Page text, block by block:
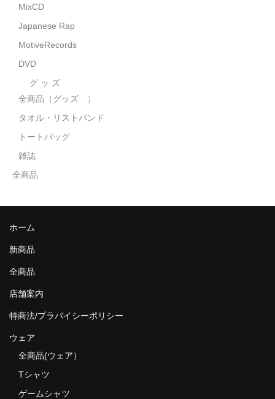
タオル・リストバンド
トートバッグ
全商品
MixCD
Japanese Rap
MotiveRecords
DVD
グ ッ ズ
全商品（グッズ ）
タオル・リストバンド
トートバッグ
雑誌
全商品
ホーム
新商品
全商品
店舗案内
特商法/プラバイシーポリシー
ウェア
全商品(ウェア）
Tシャツ
ゲームシャツ